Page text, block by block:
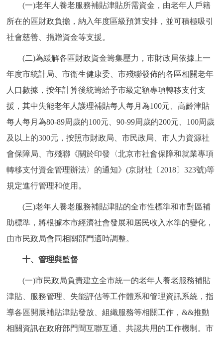
(一)老年人養老服務補貼津貼所需資金，由老年人戶籍
所在的區財政負擔，納入年度區級預算安排，並可積極吸引
社會慈善、捐贈資金等支援。
(二)為緩解各區財政資金籌集壓力，市財政局依據上一
年度市統計局、市衛生健康委、市殘聯發佈的各區相關老年
人口數據，按年計算後統籌給予市級定額專項轉移支付支
援，其中失能老年人護理補貼每人每月為100元、高齡津貼
每人每月為80-89周歲的100元、90-99周歲的200元、100周歲
及以上的300元，按照市財政局、市民政局、市人力資源社
會保障局、市殘聯《關於印發〈北京市社會保障和就業專項
轉移支付資金管理辦法〉的通知》(京財社〔2018〕323號)等
規定進行管理和使用。
(三)老年人養老服務補貼津貼的全市性標準和市對區補
助標準，將根據本市經濟社會發展和居民收入水準的變化，
由市民政局會同相關部門適時調整。
十、管理與監督
(一)市民政局負責建立全市統一的老年人養老服務補貼
津貼、服務管理、失能評估等工作體系和管理資訊系統，指
導各區開展補貼津貼發放、組織服務等相關工作，&&推動
相關資訊在政府部門間互聯互通、共認共用的工作機制。市